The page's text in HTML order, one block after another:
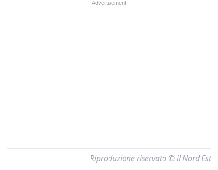
Riproduzione riservata © il Nord Est